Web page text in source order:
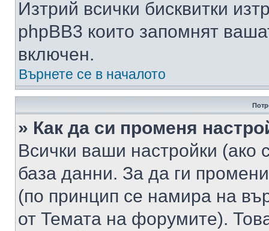
Изтрий всички бисквитки
phpBB3 които запомнят
включен.
Върнете се в началото
» Как да си променя
Всички ваши настройки (ако
база данни. За да ги
(по принцип се намира на
от Темата на форумите).